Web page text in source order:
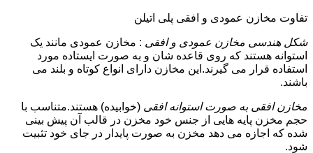
تفاوت مخازن عمودی و افقی پلی اتیلن
شکل هندسی مخازن عمودی و افقی : مخازن عمودی مانند یک
استوانه هستند که روی قاعده شان و به صورت ایستاده مورد
استفاده قرار می گیرند.این مخازن دارای انواع کوتاه و بلند می
باشند.
مخازن افقی به صورت استوانه افقی (خوابیده) هستند.متناسب با
حجم مخزن پایه هایی از جنس خود مخزن در قالب آن پیش بینی
شده که اجازه می دهد مخزن به صورت پایدار در جای خود تثبیت
شود.